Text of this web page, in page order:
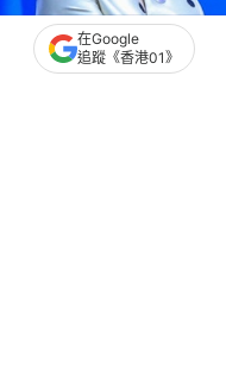
在Google
追蹤《香港01》